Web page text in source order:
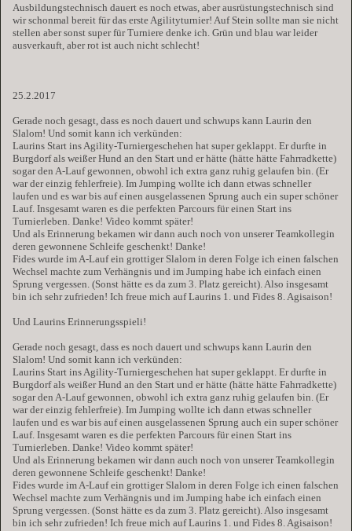
Ausbildungstechnisch dauert es noch etwas, aber ausrüstungstechnisch sind
wir schonmal bereit für das erste Agilityturnier! Auf Stein sollte man sie nicht
stellen aber sonst super für Turniere denke ich. Grün und blau war leider
ausverkauft, aber rot ist auch nicht schlecht!
25.2.2017
Gerade noch gesagt, dass es noch dauert und schwups kann Laurin den
Slalom! Und somit kann ich verkünden:
Laurins Start ins Agility-Turniergeschehen hat super geklappt. Er durfte in
Burgdorf als weißer Hund an den Start und er hätte (hätte hätte Fahrradkette)
sogar den A-Lauf gewonnen, obwohl ich extra ganz ruhig gelaufen bin. (Er
war der einzig fehlerfreie). Im Jumping wollte ich dann etwas schneller
laufen und es war bis auf einen ausgelassenen Sprung auch ein super schöner
Lauf. Insgesamt waren es die perfekten Parcours für einen Start ins
Turnierleben. Danke! Video kommt später!
Und als Erinnerung bekamen wir dann auch noch von unserer Teamkollegin
deren gewonnene Schleife geschenkt! Danke!
Fides wurde im A-Lauf ein grottiger Slalom in deren Folge ich einen falschen
Wechsel machte zum Verhängnis und im Jumping habe ich einfach einen
Sprung vergessen. (Sonst hätte es da zum 3. Platz gereicht). Also insgesamt
bin ich sehr zufrieden! Ich freue mich auf Laurins 1. und Fides 8. Agisaison!
Und Laurins Erinnerungsspieli!
Gerade noch gesagt, dass es noch dauert und schwups kann Laurin den
Slalom! Und somit kann ich verkünden:
Laurins Start ins Agility-Turniergeschehen hat super geklappt. Er durfte in
Burgdorf als weißer Hund an den Start und er hätte (hätte hätte Fahrradkette)
sogar den A-Lauf gewonnen, obwohl ich extra ganz ruhig gelaufen bin. (Er
war der einzig fehlerfreie). Im Jumping wollte ich dann etwas schneller
laufen und es war bis auf einen ausgelassenen Sprung auch ein super schöner
Lauf. Insgesamt waren es die perfekten Parcours für einen Start ins
Turnierleben. Danke! Video kommt später!
Und als Erinnerung bekamen wir dann auch noch von unserer Teamkollegin
deren gewonnene Schleife geschenkt! Danke!
Fides wurde im A-Lauf ein grottiger Slalom in deren Folge ich einen falschen
Wechsel machte zum Verhängnis und im Jumping habe ich einfach einen
Sprung vergessen. (Sonst hätte es da zum 3. Platz gereicht). Also insgesamt
bin ich sehr zufrieden! Ich freue mich auf Laurins 1. und Fides 8. Agisaison!